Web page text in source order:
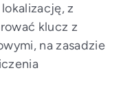
z
klucz z
na zasadzie